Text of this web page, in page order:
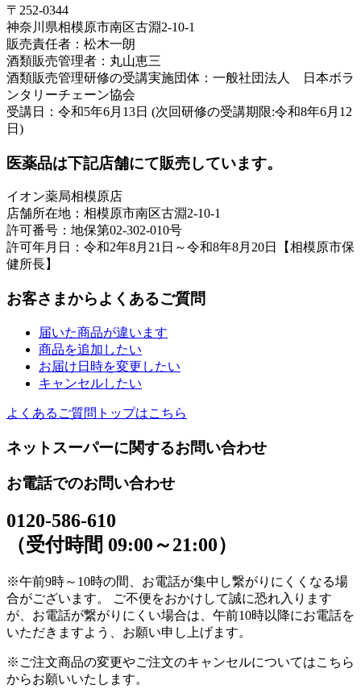
〒252-0344
神奈川県相模原市南区古淵2-10-1
販売責任者：松木一朗
酒類販売管理者：丸山恵三
酒類販売管理研修の受講実施団体：一般社団法人 日本ボラ
ンタリーチェーン協会
受講日：令和5年6月13日 (次回研修の受講期限:令和8年6月12
日)
医薬品は下記店舗にて販売しています。
イオン薬局相模原店
店舗所在地：相模原市南区古淵2-10-1
許可番号：地保第02-302-010号
許可年月日：令和2年8月21日～令和8年8月20日【相模原市保
健所長】
お客さまからよくあるご質問
届いた商品が違います
商品を追加したい
お届け日時を変更したい
キャンセルしたい
よくあるご質問トップはこちら
ネットスーパーに関するお問い合わせ
お電話でのお問い合わせ
0120-586-610
（受付時間 09:00～21:00）
※午前9時～10時の間、お電話が集中し繋がりにくくなる場
合がございます。 ご不便をおかけして誠に恐れ入ります
が、お電話が繋がりにくい場合は、午前10時以降にお電話を
いただきますよう、お願い申し上げます。
※ご注文商品の変更やご注文のキャンセルについてはこちら
からお願いいたします。